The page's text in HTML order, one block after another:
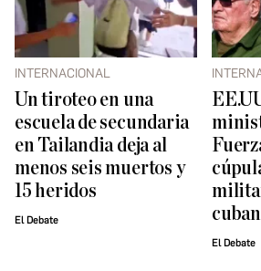
INTERNACIONAL
Un tiroteo en una
escuela de secundaria
en Tailandia deja al
menos seis muertos y
15 heridos
El Debate
El Debate